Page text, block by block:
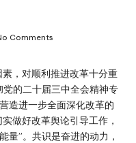
Comments
，对顺利推进改革十分重
的二十届三中全会精神专
造进一步全面深化改革的
做好改革舆论引导工作，
量”。共识是奋进的动力，